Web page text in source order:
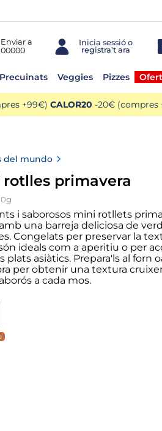
Enviar a
00000
Precuinats Veggies Pizzes
+99€) CALOR20 -20€ (compres
del mundo
rotlles primavera
i saborosos mini rotllets
una barreja deliciosa de
Congelats per preservar la
ideals com a aperitiu o per
plats asiàtics. Prepara'ls al forn
per obtenir una textura
a cada mos.